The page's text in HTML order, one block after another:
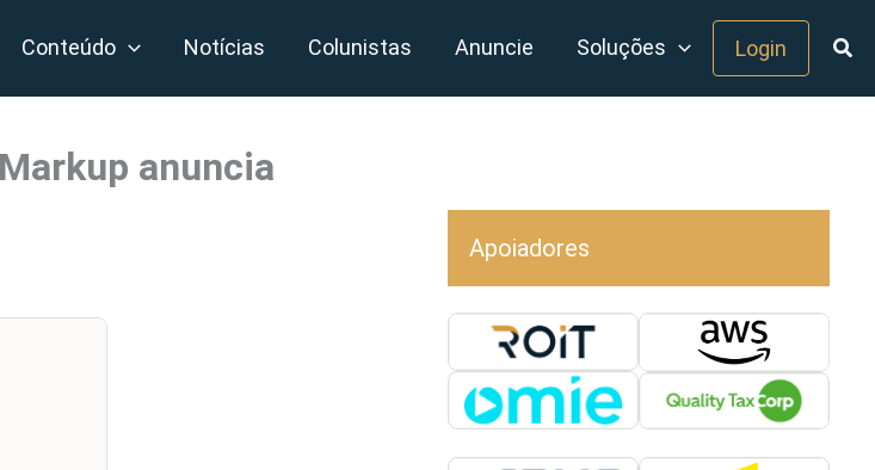
Conteúdo Notícias Colunistas Anuncie Soluções Login
anuncia
Apoiadores